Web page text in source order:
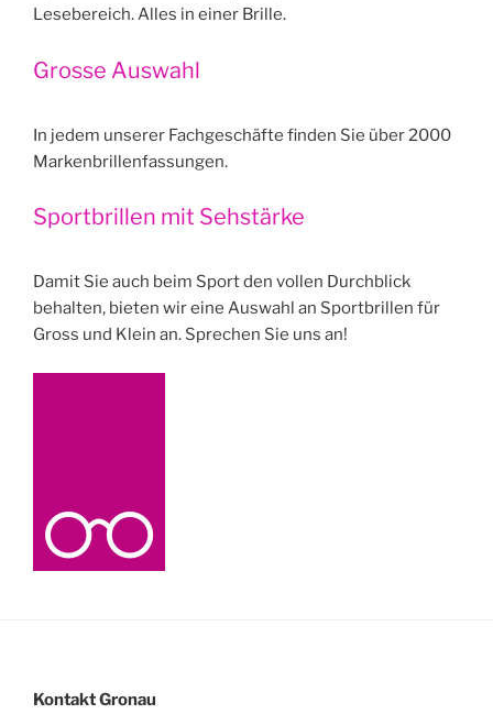
Lesebereich. Alles in einer Brille.
Grosse Auswahl
In jedem unserer Fachgeschäfte finden Sie über 2000
Markenbrillenfassungen.
Sportbrillen mit Sehstärke
Damit Sie auch beim Sport den vollen Durchblick
behalten, bieten wir eine Auswahl an Sportbrillen für
Gross und Klein an. Sprechen Sie uns an!
Kontakt Gronau